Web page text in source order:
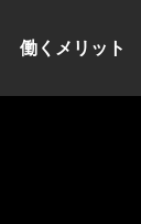
働くメリット